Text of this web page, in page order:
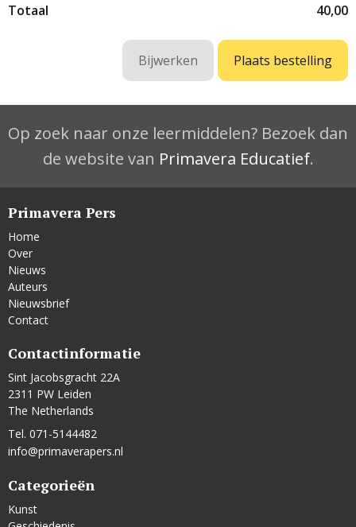
Totaal 40,00
Op zoek naar onze leermiddelen? Bezoek dan
de website van Primavera Educatief.
Primavera Pers
Home
Over
Nieuws
Auteurs
Nieuwsbrief
Contact
Contactinformatie
Sint Jacobsgracht 22A
2311 PW Leiden
The Netherlands
Tel. 071-5144482
info@primaverapers.nl
Categorieën
Kunst